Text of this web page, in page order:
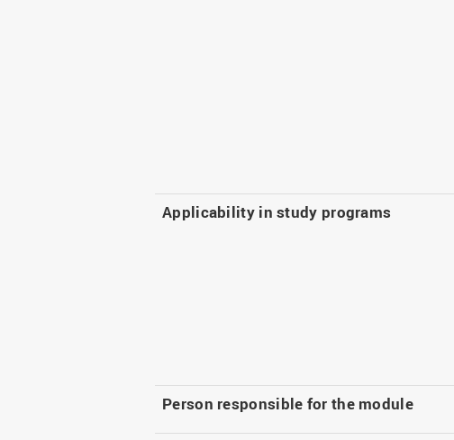
Applicability in study programs
Person responsible for the module